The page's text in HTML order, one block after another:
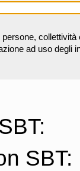
ad uso degli
SBT: